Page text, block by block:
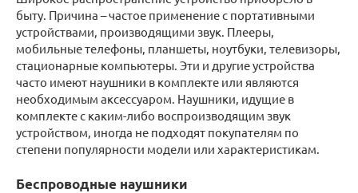
быту. Причина – частое применение с портативными
устройствами, производящими звук. Плееры,
мобильные телефоны, планшеты, ноутбуки, телевизоры,
стационарные компьютеры. Эти и другие устройства
часто имеют наушники в комплекте или являются
необходимым аксессуаром. Наушники, идущие в
комплекте с каким-либо воспроизводящим звук
устройством, иногда не подходят покупателям по
степени популярности модели или характеристикам.
Беспроводные наушники